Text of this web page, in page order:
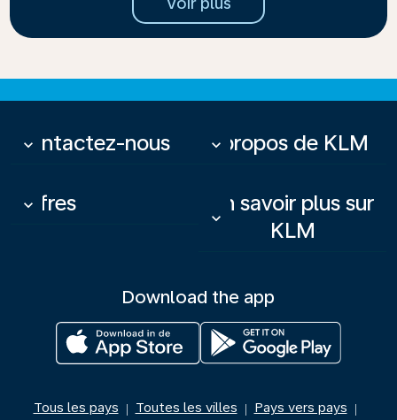
Contactez-nous
keyboard_arrow_down À propos de KLM
keyboard_arrow_down
Offres
keyboard_arrow_down
En savoir plus sur
KLM
keyboard_arrow_down
Download the app
Tous les pays | Toutes les villes | Pays vers pays |